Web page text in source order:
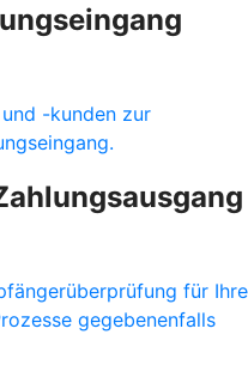
-kunden zur
für Ihre
gegebenenfalls